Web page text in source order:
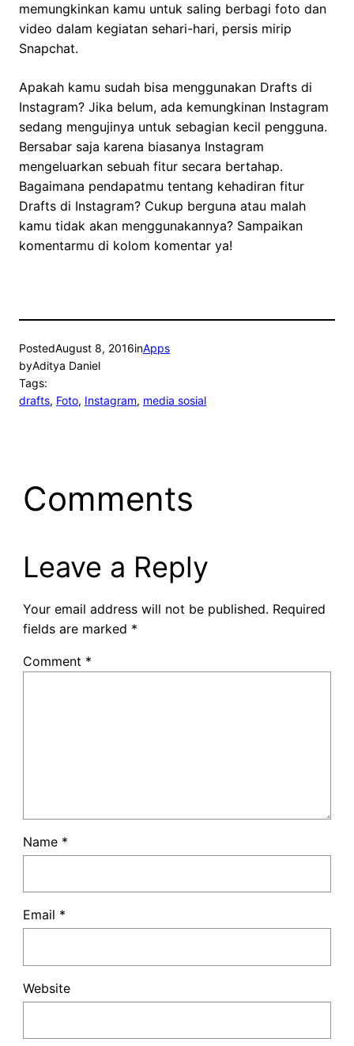
memungkinkan kamu untuk saling berbagi foto dan
video dalam kegiatan sehari-hari, persis mirip
Snapchat.
Apakah kamu sudah bisa menggunakan Drafts di
Instagram? Jika belum, ada kemungkinan Instagram
sedang mengujinya untuk sebagian kecil pengguna.
Bersabar saja karena biasanya Instagram
mengeluarkan sebuah fitur secara bertahap.
Bagaimana pendapatmu tentang kehadiran fitur
Drafts di Instagram? Cukup berguna atau malah
kamu tidak akan menggunakannya? Sampaikan
komentarmu di kolom komentar ya!
PostedAugust 8, 2016inApps
byAditya Daniel
Tags:
drafts, Foto, Instagram, media sosial
Comments
Leave a Reply
Your email address will not be published. Required
fields are marked *
Comment *
Name *
Email *
Website